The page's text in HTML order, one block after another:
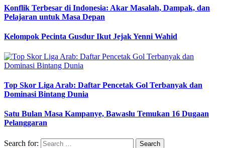
Konflik Terbesar di Indonesia: Akar Masalah, Dampak, dan
Pelajaran untuk Masa Depan
Kelompok Pecinta Gusdur Ikut Jejak Yenni Wahid
Top Skor Liga Arab: Daftar Pencetak Gol Terbanyak dan
Dominasi Bintang Dunia
Satu Bulan Masa Kampanye, Bawaslu Temukan 16 Dugaan
Pelanggaran
Search for: